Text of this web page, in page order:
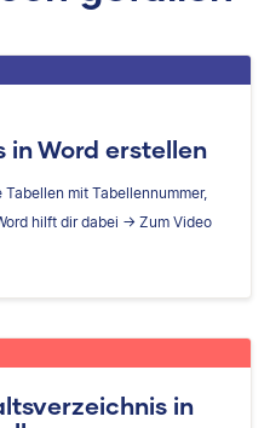
in Word erstellen
mit Tabellennummer,
hilft dir dabei -> Zum Video
in